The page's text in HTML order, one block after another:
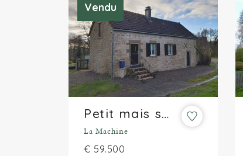
Vendu
Petit mais sympa ; maison de vacances à la campagne
La Machine
€ 59.500